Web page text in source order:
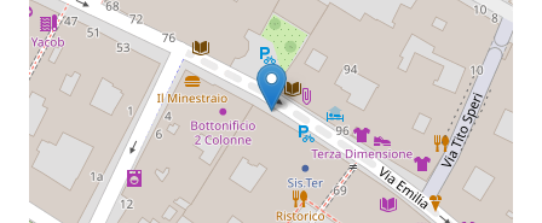
Chiedi al
bibliotecario
Avvisi
Orari